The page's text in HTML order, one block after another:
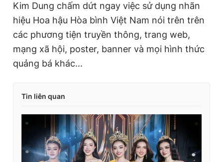
Kim Dung chấm dứt ngay việc sử dụng nhãn
hiệu Hoa hậu Hòa bình Việt Nam nói trên trên
các phương tiện truyền thông, trang web,
mạng xã hội, poster, banner và mọi hình thức
quảng bá khác...
Tin liên quan